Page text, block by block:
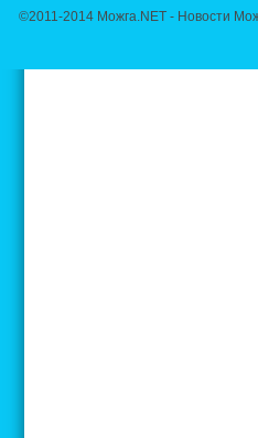
©2011-2014 Можга.NET - Новости